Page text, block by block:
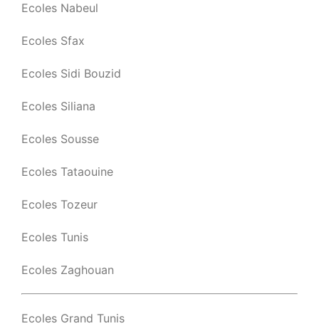
Ecoles Nabeul
Ecoles Sfax
Ecoles Sidi Bouzid
Ecoles Siliana
Ecoles Sousse
Ecoles Tataouine
Ecoles Tozeur
Ecoles Tunis
Ecoles Zaghouan
Ecoles Grand Tunis